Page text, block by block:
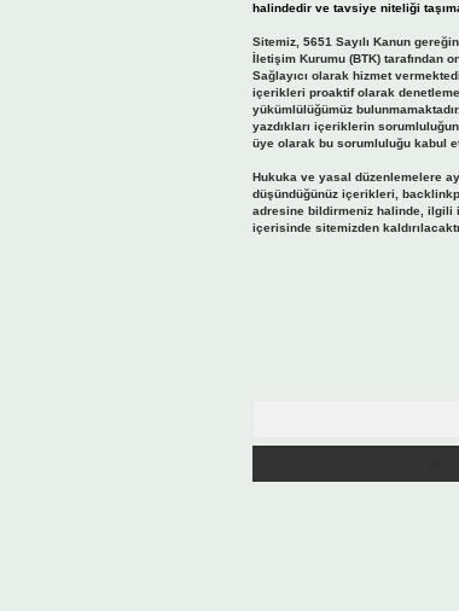
halindedir ve tavsiye niteliği
Sitemiz, 5651 Sayılı Kanun
İletişim Kurumu (BTK) tarafından
Sağlayıcı olarak hizmet
içerikleri proaktif olarak
yükümlülüğümüz
yazdıkları içeriklerin
üye olarak bu sorumluluğu kabul
Hukuka ve yasal düzenlemelere
düşündüğünüz içerikleri,
adresine bildirmeniz halinde, ilgili
içerisinde sitemizden